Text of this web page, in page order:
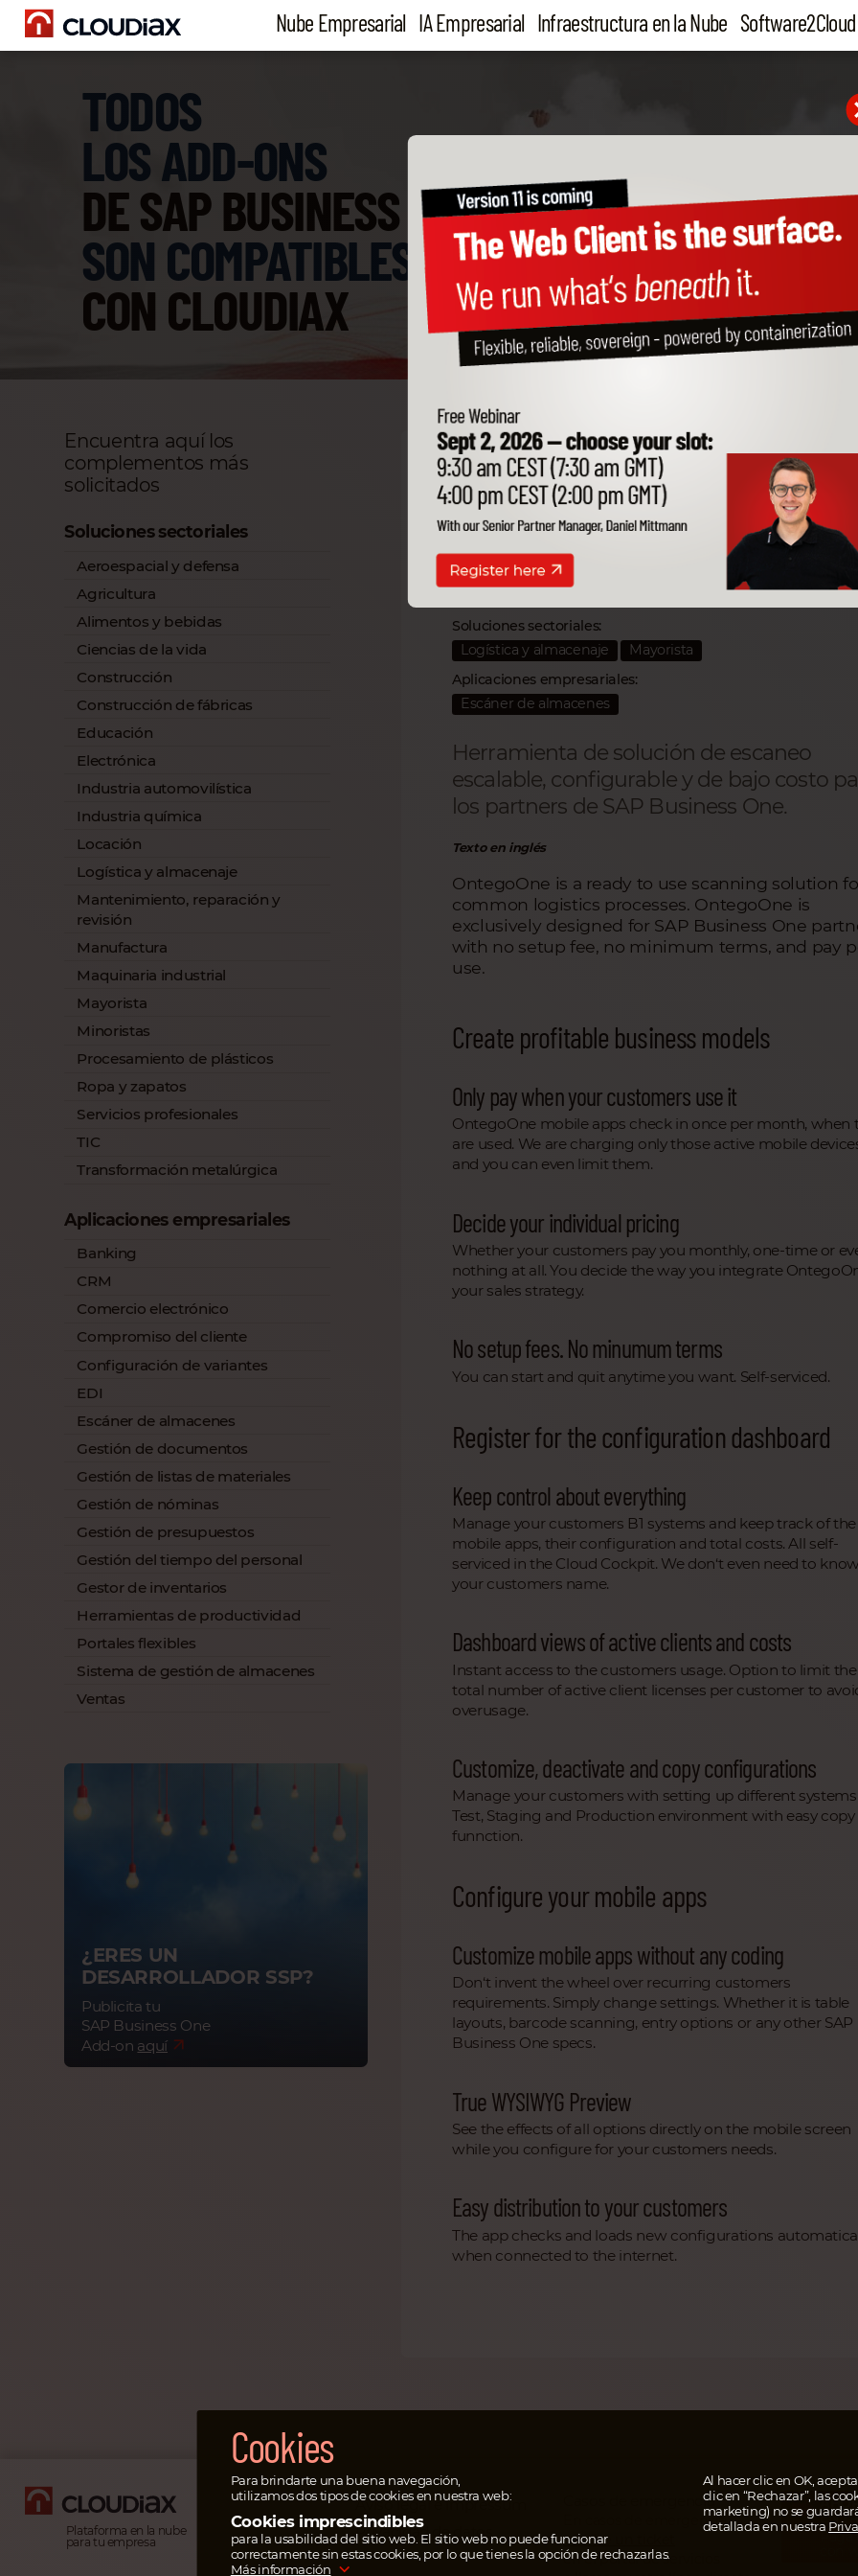
Nube Empresarial IA Empresarial Infraestructura en la Nube Software2Cloud
TODOS
LOS ADD-ONS
DE SAP BUSINESS ONE
SON COMPATIBLES
CON CLOUDIAX
Encuentra aquí los
complementos más
solicitados
Soluciones sectoriales
Aeroespacial y defensa
Agricultura
Alimentos y bebidas
Ciencias de la vida
Construcción
Construcción de fábricas
Educación
Electrónica
Industria automovilística
Industria química
Locación
Logística y almacenaje
Mantenimiento, reparación y
revisión
Manufactura
Maquinaria industrial
Mayorista
Minoristas
Procesamiento de plásticos
Ropa y zapatos
Servicios profesionales
TIC
Transformación metalúrgica
Aplicaciones empresariales
Banking
CRM
Comercio electrónico
Compromiso del cliente
Configuración de variantes
EDI
Escáner de almacenes
Gestión de documentos
Gestión de listas de materiales
Gestión de nóminas
Gestión de presupuestos
Gestión del tiempo del personal
Gestor de inventarios
Herramientas de productividad
Portales flexibles
Sistema de gestión de almacenes
Ventas
¿ERES UN
DESARROLLADOR SSP?
Publicita tu
SAP Business One
Add-on aquí
OntegoOne
Partner SSP desarrollador:
commsult AG
Soluciones sectoriales:
Logística y almacenaje
Mayorista
Aplicaciones empresariales:
Escáner de almacenes
Herramienta de solución de escaneo
escalable, configurable y de bajo costo
los partners de SAP Business One.
Texto en inglés
OntegoOne is a ready to use scanning solution
common logistics processes. OntegoOne is
exclusively designed for SAP Business One
with no setup fee, no minimum terms, and pay
use.
Create profitable business models
Only pay when your customers use it
OntegoOne mobile apps check in once per month, when
are used. We are charging only those active mobile
and you can even limit them.
Decide your individual pricing
Whether your customers pay you monthly, one-time or
nothing at all. You decide the way you integrate
your sales strategy.
No setup fees. No minumum terms
You can start and quit anytime you want. Self-serviced.
Register for the configuration dashboard
Keep control about everything
Manage your customers B1 systems and keep track of the
mobile apps, their configuration and total costs. All self-
serviced in the Cloud Cockpit. We don‘t even need to
your customers name.
Dashboard views of active clients and costs
Instant access to the customers usage. Option to limit the
total number of active client licenses per customer to
overusage.
Customize, deactivate and copy configurations
Manage your customers with setting up different
Test, Staging and Production environment with easy copy
funnction.
Configure your mobile apps
Customize mobile apps without any coding
Don‘t invent the wheel over recurring customers
requirements. Simply change settings. Whether it is table
layouts, barcode scanning, entry options or any other SAP
Business One specs.
True WYSIWYG Preview
See the effects of all options directly on the mobile screen
while you configure for your customers needs.
Easy distribution to your customers
The app checks and loads new configurations
when connected to the internet.
Plataforma en la nube
para tu empresa
Aviso legal e impressum
Privacidad de datos
Casos de emergencia
En casos de emergencia
escribe un ticket
en el portal de servicios
EN
Paga
Cookies
Para brindarte una buena navegación,
utilizamos dos tipos de cookies en nuestra web:
Cookies imprescindibles
para la usabilidad del sitio web. El sitio web no puede funcionar
correctamente sin estas cookies, por lo que tienes la opción de rechazarlas.
Más información
Al hacer clic en OK,
clic en “Rechazar”, las
marketing) no se
detallada en nuestra